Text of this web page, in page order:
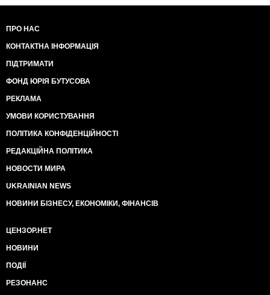
ПРО НАС
КОНТАКТНА ІНФОРМАЦІЯ
ПІДТРИМАТИ
ФОНД ЮРІЯ БУТУСОВА
РЕКЛАМА
УМОВИ КОРИСТУВАННЯ
ПОЛІТИКА КОНФІДЕНЦІЙНОСТІ
РЕДАКЦІЙНА ПОЛІТИКА
НОВОСТИ МИРА
UKRAINIAN NEWS
НОВИНИ БІЗНЕСУ, ЕКОНОМІКИ, ФІНАНСІВ
ЦЕНЗОР.НЕТ
НОВИНИ
ПОДІЇ
РЕЗОНАНС